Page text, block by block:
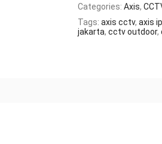
Categories: Axis,
Tags: axis cctv, axis
jakarta, cctv outdoor,